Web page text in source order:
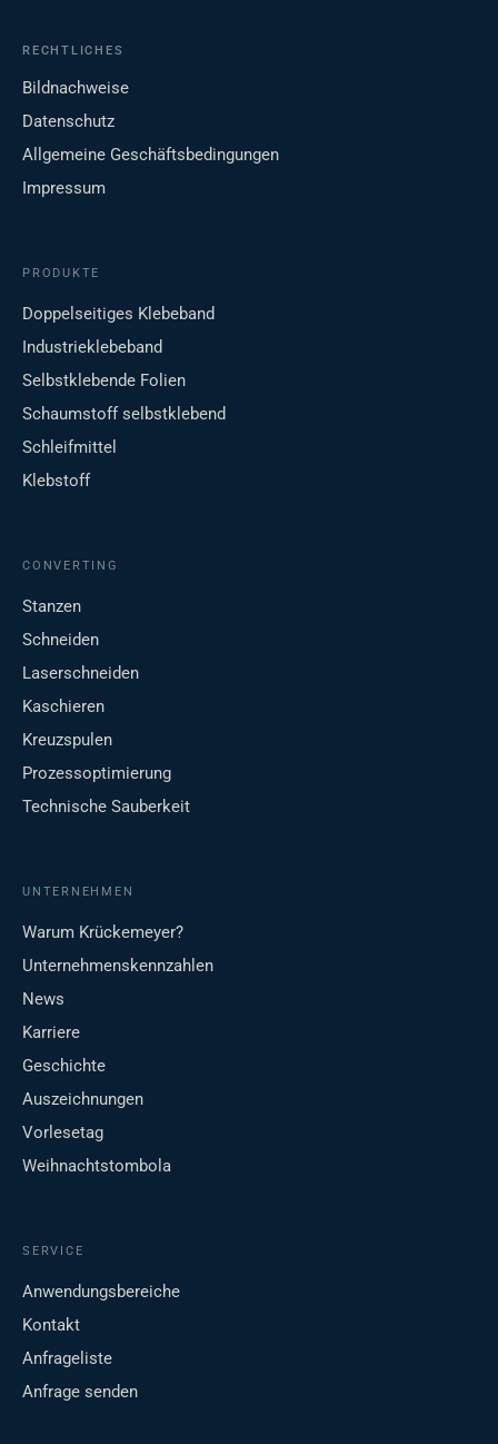
RECHTLICHES
Bildnachweise
Datenschutz
Allgemeine Geschäftsbedingungen
Impressum
PRODUKTE
Doppelseitiges Klebeband
Industrieklebeband
Selbstklebende Folien
Schaumstoff selbstklebend
Schleifmittel
Klebstoff
CONVERTING
Stanzen
Schneiden
Laserschneiden
Kaschieren
Kreuzspulen
Prozessoptimierung
Technische Sauberkeit
UNTERNEHMEN
Warum Krückemeyer?
Unternehmenskennzahlen
News
Karriere
Geschichte
Auszeichnungen
Vorlesetag
Weihnachtstombola
SERVICE
Anwendungsbereiche
Kontakt
Anfrageliste
Anfrage senden